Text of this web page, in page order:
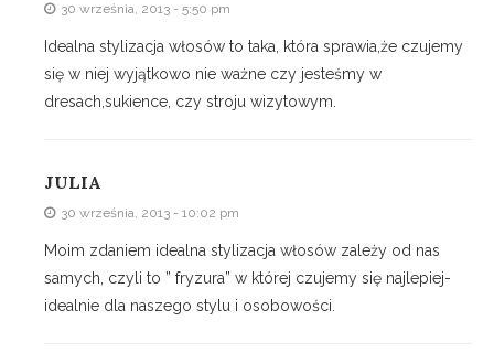
30 września, 2013 - 5:50 pm
Idealna stylizacja włosów to taka, która sprawia,że czujemy
się w niej wyjątkowo nie ważne czy jesteśmy w
dresach,sukience, czy stroju wizytowym.
JULIA
30 września, 2013 - 10:02 pm
Moim zdaniem idealna stylizacja włosów zależy od nas
samych, czyli to ” fryzura” w której czujemy się najlepiej-
idealnie dla naszego stylu i osobowości.